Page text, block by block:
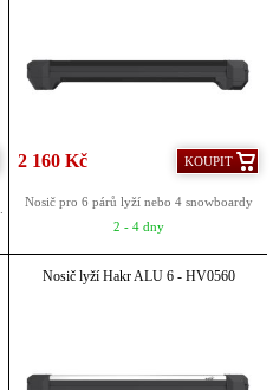
2 160 Kč KOUPIT
Nosič pro 6 párů lyží nebo 4 snowboardy
2 - 4 dny
Nosič lyží Hakr ALU 6 - HV0560